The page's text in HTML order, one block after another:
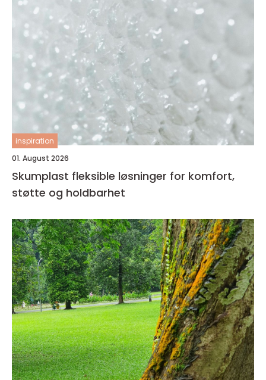
inspiration
01. August 2026
Skumplast fleksible løsninger for komfort,
støtte og holdbarhet